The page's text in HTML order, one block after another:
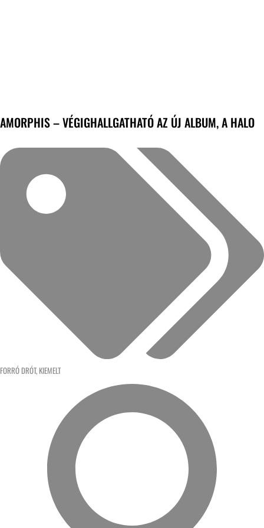
AMORPHIS – VÉGIGHALLGATHATÓ AZ ÚJ ALBUM, A HALO
FORRÓ DRÓT, KIEMELT